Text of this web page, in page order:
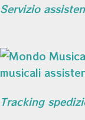
Servizio
Tracking